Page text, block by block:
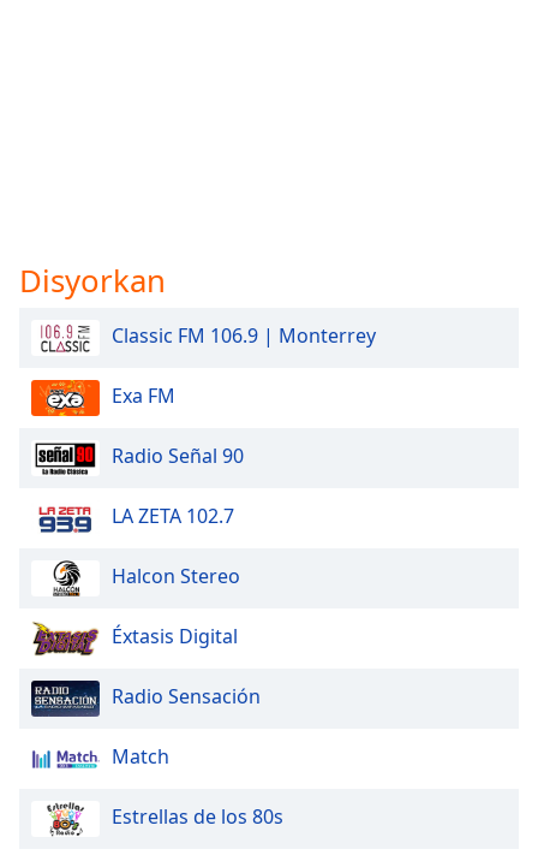
Disyorkan
Classic FM 106.9 | Monterrey
Exa FM
Radio Señal 90
LA ZETA 102.7
Halcon Stereo
Éxtasis Digital
Radio Sensación
Match
Estrellas de los 80s